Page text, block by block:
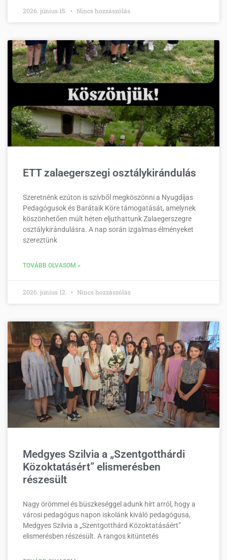
2026. június 15. Nincs hozzászólás
ETT zalaegerszegi osztálykirándulás
Szeretnénk ezúton is szívből megköszönni a Nyugdíjas
Pedagógusok és Barátaik Köre támogatását, amelynek
köszönhetően múlt héten eljuthattunk Zalaegerszegre
osztálykirándulásra. A nap során izgalmas élményeket
szereztünk
TOVÁBB OLVASOM »
2026. június 12. Nincs hozzászólás
Medgyes Szilvia a „Szentgotthárdi
Közoktatásért” elismerésben
részesült
Nagy örömmel és büszkeséggel adunk hírt arról, hogy a
városi pedagógus napon iskolánk kiváló pedagógusa,
Medgyes Szilvia a „Szentgotthárd Közoktatásáért”
elismerésben részesült. A rangos kitüntetés